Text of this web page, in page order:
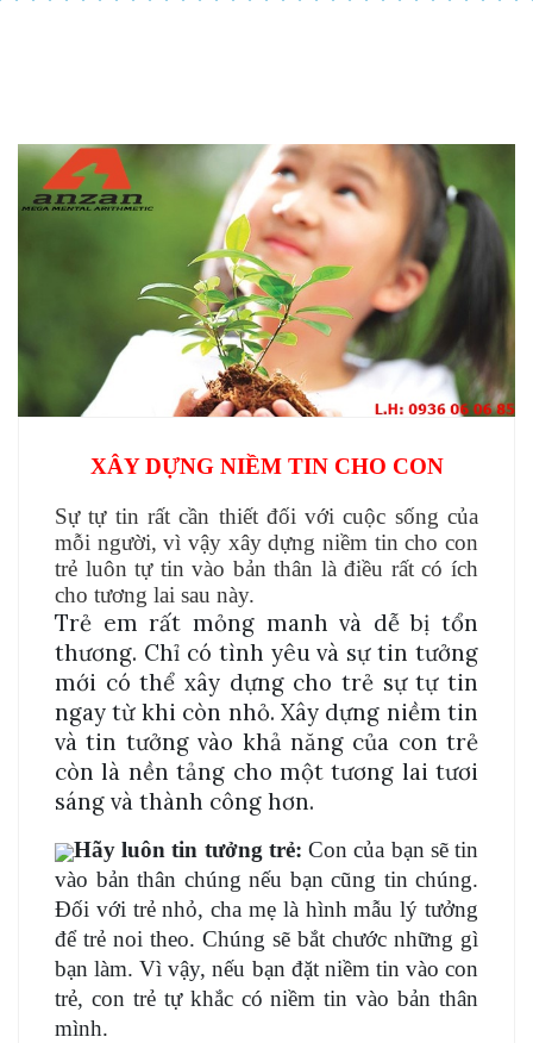
XÂY DỰNG NIỀM TIN CHO CON
Sự tự tin rất cần thiết đối với cuộc sống của
mỗi người, vì vậy xây dựng niềm tin cho con
trẻ luôn tự tin vào bản thân là điều rất có ích
cho tương lai sau này.
Trẻ em rất mỏng manh và dễ bị tổn
thương. Chỉ có tình yêu và sự tin tưởng
mới có thể xây dựng cho trẻ sự tự tin
ngay từ khi còn nhỏ. Xây dựng niềm tin
và tin tưởng vào khả năng của con trẻ
còn là nền tảng cho một tương lai tươi
sáng và thành công hơn.
Hãy luôn tin tưởng trẻ:Con của bạn sẽ tin
vào bản thân chúng nếu bạn cũng tin chúng.
Đối với trẻ nhỏ, cha mẹ là hình mẫu lý tưởng
để trẻ noi theo. Chúng sẽ bắt chước những gì
bạn làm. Vì vậy, nếu bạn đặt niềm tin vào con
trẻ, con trẻ tự khắc có niềm tin vào bản thân
mình.